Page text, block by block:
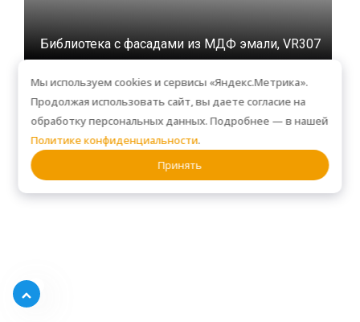
Библиотека с фасадами из МДФ эмали, VR307
Мы используем cookies и сервисы «Яндекс.Метрика».
Продолжая использовать сайт, вы даете согласие на
обработку персональных данных. Подробнее — в нашей
Политике конфиденциальности.
Принять